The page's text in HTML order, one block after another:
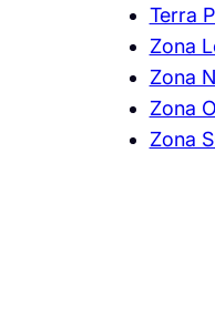
Terra
Zona
Zona
Zona
Zona